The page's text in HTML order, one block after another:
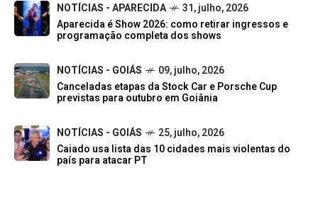
NOTÍCIAS - APARECIDA
31, julho, 2026
Aparecida é Show 2026: como retirar ingressos e
programação completa dos shows
NOTÍCIAS - GOIÁS
09, julho, 2026
Canceladas etapas da Stock Car e Porsche Cup
previstas para outubro em Goiânia
NOTÍCIAS - GOIÁS
25, julho, 2026
Caiado usa lista das 10 cidades mais violentas do
país para atacar PT